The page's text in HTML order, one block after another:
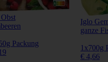
Packung
Iglo
ganze
1x700g
€ 4,66